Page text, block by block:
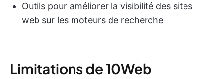
Outils pour améliorer la visibilité des sites
web sur les moteurs de recherche
Limitations de 10Web